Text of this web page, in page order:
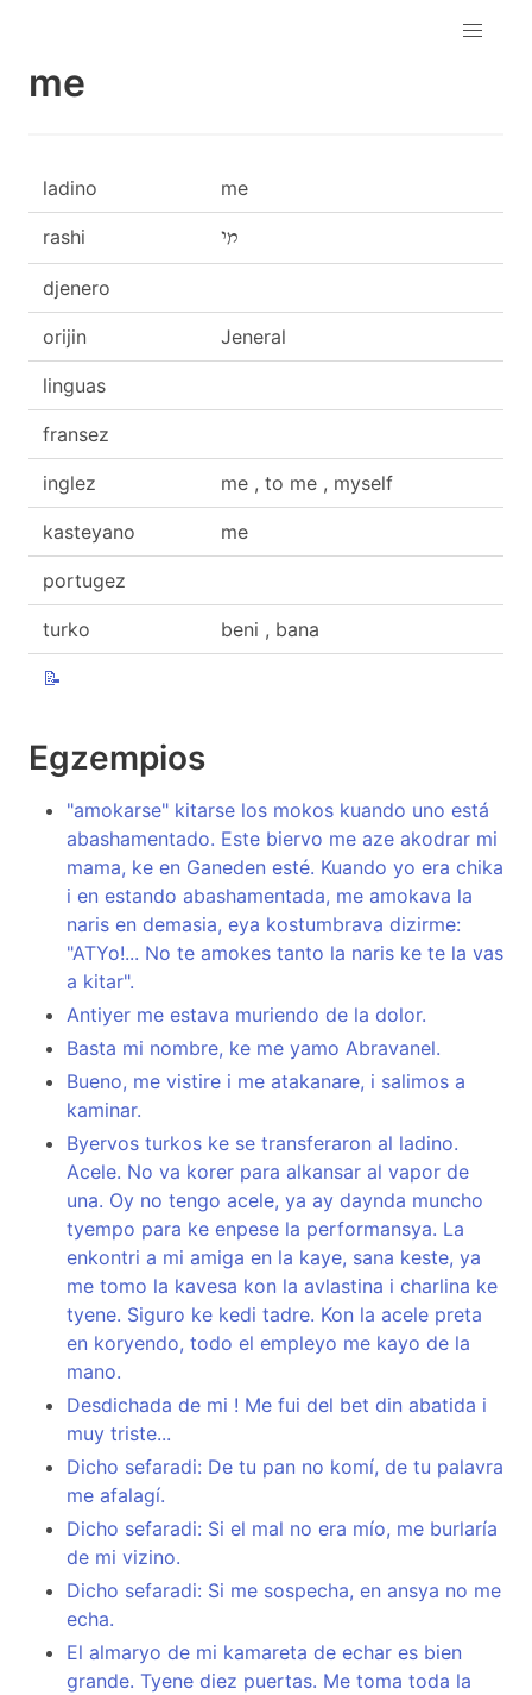
me
ladino me
rashi מי
djenero
orijin Jeneral
linguas
fransez
inglez me , to me , myself
kasteyano me
portugez
turko beni , bana
📝
Egzempios
"amokarse" kitarse los mokos kuando uno está
abashamentado. Este biervo me aze akodrar mi
mama, ke en Ganeden esté. Kuando yo era chika
i en estando abashamentada, me amokava la
naris en demasia, eya kostumbrava dizirme:
"ATYo!... No te amokes tanto la naris ke te la vas
a kitar".
Antiyer me estava muriendo de la dolor.
Basta mi nombre, ke me yamo Abravanel.
Bueno, me vistire i me atakanare, i salimos a
kaminar.
Byervos turkos ke se transferaron al ladino.
Acele. No va korer para alkansar al vapor de
una. Oy no tengo acele, ya ay daynda muncho
tyempo para ke enpese la performansya. La
enkontri a mi amiga en la kaye, sana keste, ya
me tomo la kavesa kon la avlastina i charlina ke
tyene. Siguro ke kedi tadre. Kon la acele preta
en koryendo, todo el empleyo me kayo de la
mano.
Desdichada de mi ! Me fui del bet din abatida i
muy triste...
Dicho sefaradi: De tu pan no komí, de tu palavra
me afalagí.
Dicho sefaradi: Si el mal no era mío, me burlaría
de mi vizino.
Dicho sefaradi: Si me sospecha, en ansya no me
echa.
El almaryo de mi kamareta de echar es bien
grande. Tyene diez puertas. Me toma toda la